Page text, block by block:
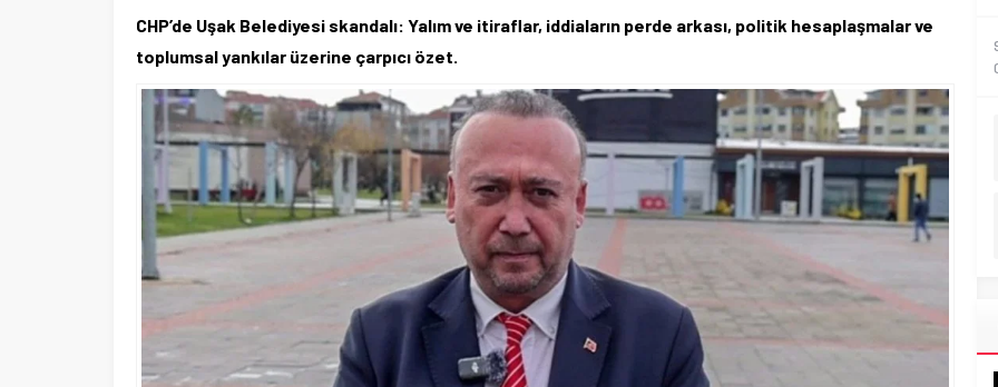
CHP’de Uşak Belediyesi skandalı: Yalım ve itiraflar, iddiaların perde arkası, politik hesaplaşmalar ve
toplumsal yankılar üzerine çarpıcı özet.